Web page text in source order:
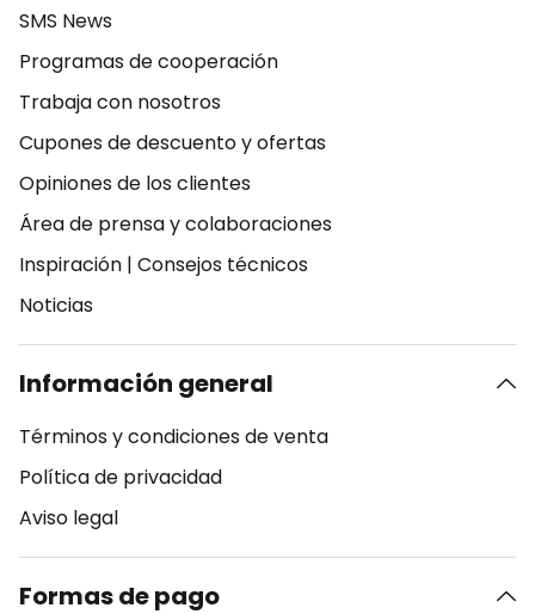
SMS News
Programas de cooperación
Trabaja con nosotros
Cupones de descuento y ofertas
Opiniones de los clientes
Área de prensa y colaboraciones
Inspiración | Consejos técnicos
Noticias
Información general
Términos y condiciones de venta
Política de privacidad
Aviso legal
Formas de pago